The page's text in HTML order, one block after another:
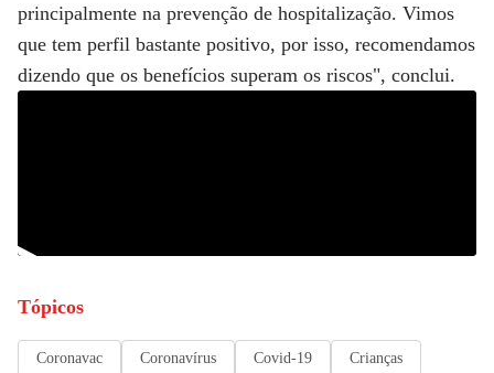
principalmente na prevenção de hospitalização. Vimos
que tem perfil bastante positivo, por isso, recomendamos
dizendo que os benefícios superam os riscos", conclui.
Tópicos
Coronavac Coronavírus Covid-19 Crianças